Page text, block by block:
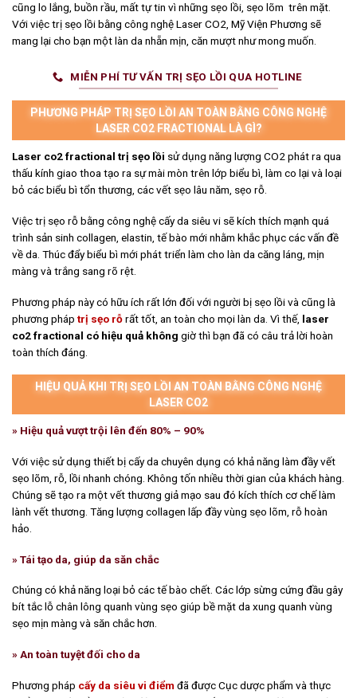
cũng lo lắng, buồn rầu, mất tự tin vì những sẹo lồi, sẹo lõm trên mặt.
Với việc trị sẹo lồi bằng công nghệ Laser CO2, Mỹ Viện Phương sẽ
mang lại cho bạn một làn da nhẵn mịn, căn mượt như mong muốn.
MIỄN PHÍ TƯ VẤN TRỊ SẸO LỒI QUA HOTLINE
PHƯƠNG PHÁP TRỊ SẸO LỒI AN TOÀN BẰNG CÔNG NGHỆ
LASER CO2 FRACTIONAL LÀ GÌ?
Laser co2 fractional trị sẹo lồi sử dụng năng lượng CO2 phát ra qua
thấu kính giao thoa tạo ra sự mài mòn trên lớp biểu bì, làm co lại và loại
bỏ các biểu bì tổn thương, các vết sẹo lâu năm, sẹo rỗ.
Việc trị sẹo rỗ bằng công nghệ cấy da siêu vi sẽ kích thích mạnh quá
trình sản sinh collagen, elastin, tế bào mới nhằm khắc phục các vấn đề
về da. Thúc đẩy biểu bì mới phát triển làm cho làn da căng láng, mịn
màng và trắng sang rõ rệt.
Phương pháp này có hữu ích rất lớn đối với người bị sẹo lồi và cũng là
phương pháp trị sẹo rỗrất tốt, an toàn cho mọi làn da. Vì thế, laser
co2 fractional có hiệu quả không giờ thì bạn đã có câu trả lời hoàn
toàn thích đáng.
HIỆU QUẢ KHI TRỊ SẸO LỒI AN TOÀN BẰNG CÔNG NGHỆ
LASER CO2
» Hiệu quả vượt trội lên đến 80% – 90%
Với việc sử dụng thiết bị cấy da chuyên dụng có khả năng làm đầy vết
sẹo lõm, rỗ, lồi nhanh chóng. Không tốn nhiều thời gian của khách hàng.
Chúng sẽ tạo ra một vết thương giả mạo sau đó kích thích cơ chế làm
lành vết thương. Tăng lượng collagen lấp đầy vùng sẹo lõm, rỗ hoàn
hảo.
» Tái tạo da, giúp da săn chắc
Chúng có khả năng loại bỏ các tế bào chết. Các lớp sừng cứng đầu gây
bít tắc lỗ chân lông quanh vùng sẹo giúp bề mặt da xung quanh vùng
sẹo mịn màng và săn chắc hơn.
» An toàn tuyệt đối cho da
Phương pháp cấy da siêu vi điểmđã được Cục dược phẩm và thực